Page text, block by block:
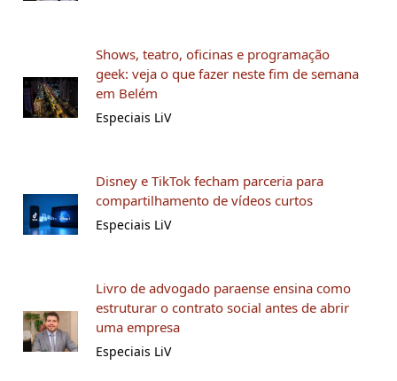
Shows, teatro, oficinas e programação
geek: veja o que fazer neste fim de semana
em Belém
Especiais LiV
Disney e TikTok fecham parceria para
compartilhamento de vídeos curtos
Especiais LiV
Livro de advogado paraense ensina como
estruturar o contrato social antes de abrir
uma empresa
Especiais LiV